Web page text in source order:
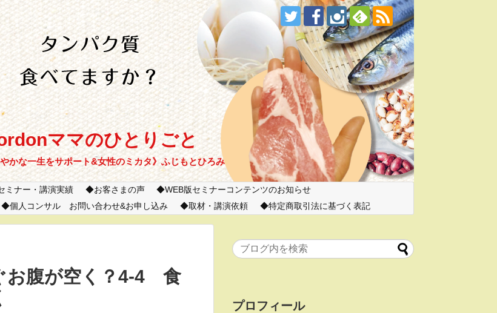
ママのひとりごと
かな一生をサポート&女性のミカタ》ふじもとひろみ
ミナー・講演実績 お客さまの声
WEB版セミナーコンテンツのお知らせ
個人コンサル お問い合わせ&お申し込み 取材・講演依頼 特定商取引法に基づく表記
お腹が空く？4-4 食
プロフィール